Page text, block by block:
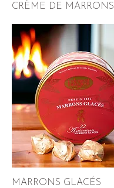
CRÈME DE MARRONS
MARRONS GLACÉS